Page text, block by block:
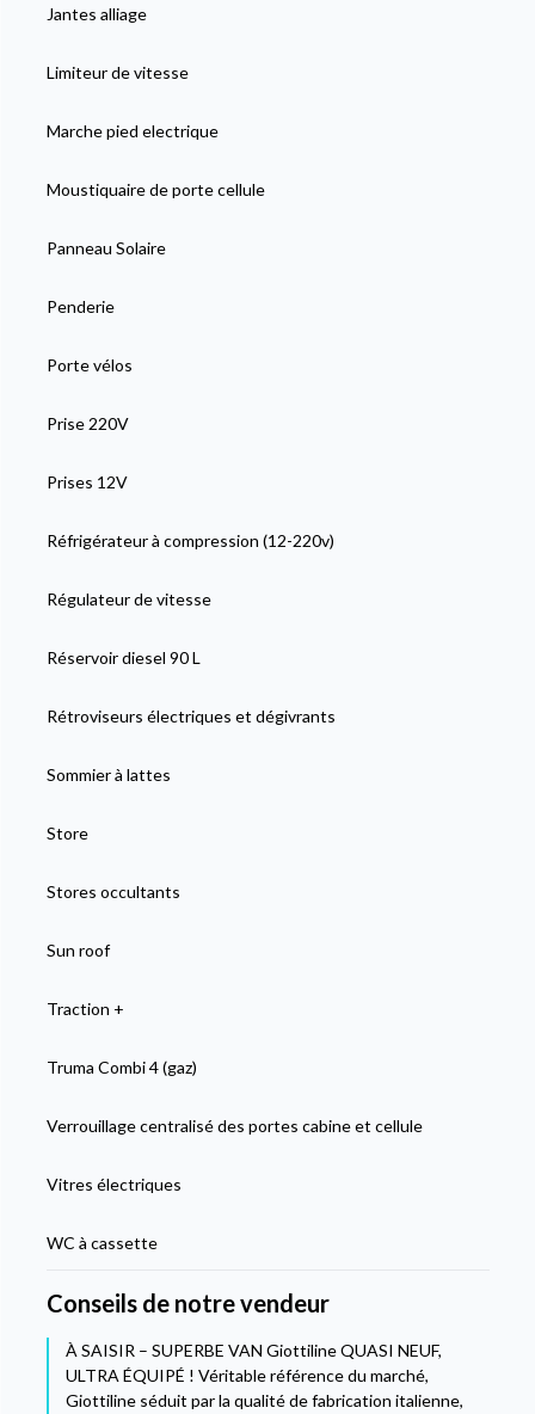
Jantes alliage
Limiteur de vitesse
Marche pied electrique
Moustiquaire de porte cellule
Panneau Solaire
Penderie
Porte vélos
Prise 220V
Prises 12V
Réfrigérateur à compression (12-220v)
Régulateur de vitesse
Réservoir diesel 90 L
Rétroviseurs électriques et dégivrants
Sommier à lattes
Store
Stores occultants
Sun roof
Traction +
Truma Combi 4 (gaz)
Verrouillage centralisé des portes cabine et cellule
Vitres électriques
WC à cassette
Conseils de notre vendeur
À SAISIR – SUPERBE VAN Giottiline QUASI NEUF,
ULTRA ÉQUIPÉ ! Véritable référence du marché,
Giottiline séduit par la qualité de fabrication italienne,